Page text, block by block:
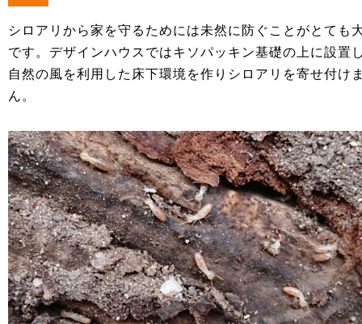
シロアリから家を守るためには未然に防ぐことがとても
です。デザインハウスではキソパッキン基礎の上に設置
自然の風を利用した床下環境を作りシロアリを寄せ付け
ん。